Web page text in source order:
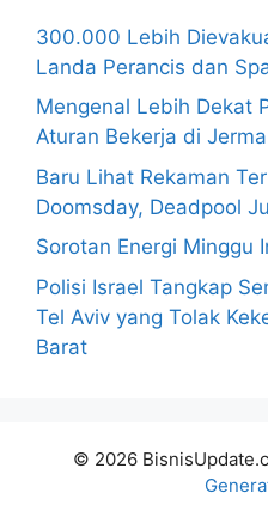
300.000 Lebih
Landa Perancis dan
Mengenal Lebih Dekat
Aturan Bekerja di
Baru Lihat Rekaman
Doomsday, Deadpool
Sorotan Energi Minggu
Polisi Israel Tangkap
Tel Aviv yang Tolak
Barat
© 2026